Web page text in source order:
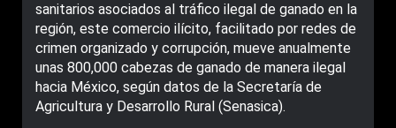
sanitarios asociados al tráfico ilegal de ganado en la
región, este comercio ilícito, facilitado por redes de
crimen organizado y corrupción, mueve anualmente
unas 800,000 cabezas de ganado de manera ilegal
hacia México, según datos de la Secretaría de
Agricultura y Desarrollo Rural (Senasica).